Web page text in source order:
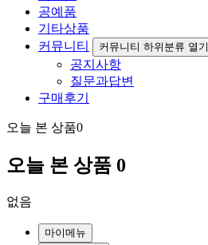
공예품
기타상품
커뮤니티
커뮤니티 하위분류 열기
공지사항
질문과답변
구매후기
오늘 본 상품0
오늘 본 상품 0
없음
마이메뉴